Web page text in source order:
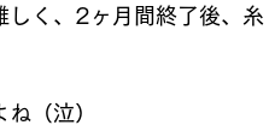
しく、2ヶ月間終了後、糸
（泣）